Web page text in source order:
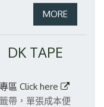
DK TAPE
區 Click here
帶，單張成本便